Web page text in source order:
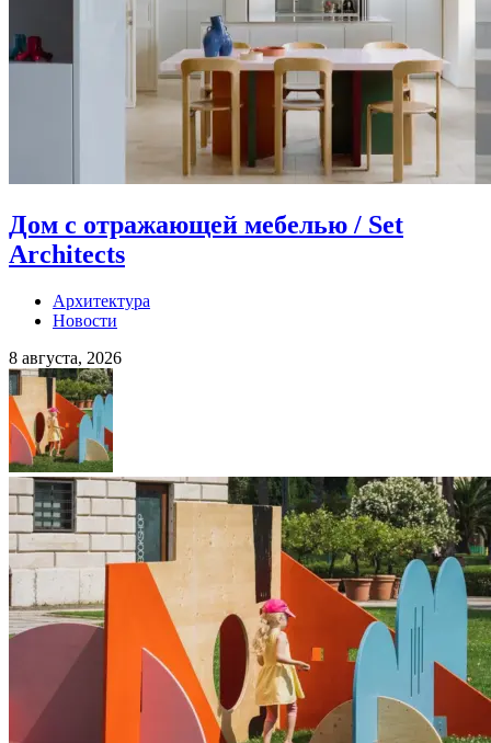
Дом с отражающей мебелью / Set
Architects
Архитектура
Новости
8 августа, 2026